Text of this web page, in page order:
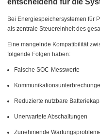
entscheidend für die
Bei Energiespeichersystemen für
als zentrale Steuereinheit des
Eine mangelnde Kompatibilität
folgende Folgen haben:
Falsche SOC-Messwerte
Reduzierte nutzbare
Unerwartete Abschaltungen
Zunehmende